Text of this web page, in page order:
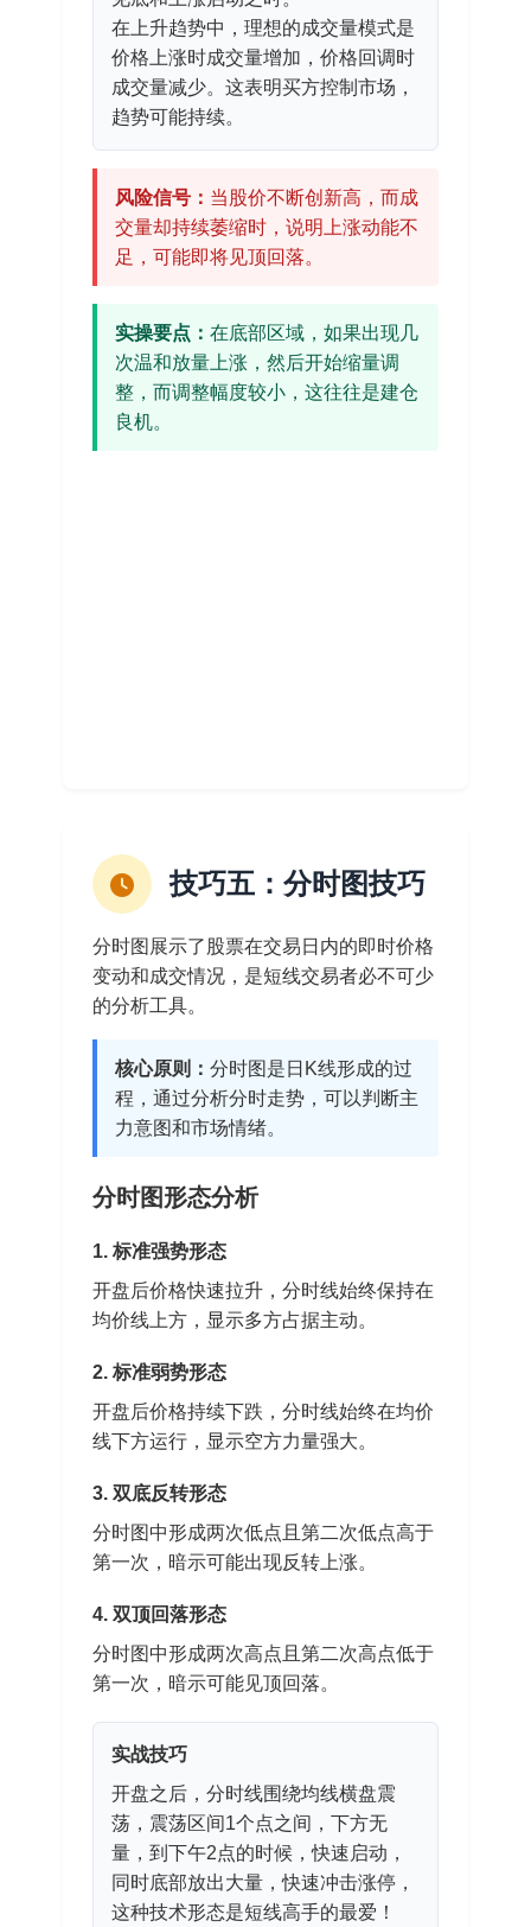
在上升趋势中，理想的成交量模式是
价格上涨时成交量增加，价格回调时
成交量减少。这表明买方控制市场，
趋势可能持续。
风险信号： 当股价不断创新高，而成
交量却持续萎缩时，说明上涨动能不
足，可能即将见顶回落。
实操要点：在底部区域，如果出现几
次温和放量上涨，然后开始缩量调
整，而调整幅度较小，这往往是建仓
良机。
技巧五：分时图技巧
分时图展示了股票在交易日内的即时价格
变动和成交情况，是短线交易者必不可少
的分析工具。
核心原则：分时图是日K线形成的过
程，通过分析分时走势，可以判断主
力意图和市场情绪。
分时图形态分析
1. 标准强势形态
开盘后价格快速拉升，分时线始终保持在
均价线上方，显示多方占据主动。
2. 标准弱势形态
开盘后价格持续下跌，分时线始终在均价
线下方运行，显示空方力量强大。
3. 双底反转形态
分时图中形成两次低点且第二次低点高于
第一次，暗示可能出现反转上涨。
4. 双顶回落形态
分时图中形成两次高点且第二次高点低于
第一次，暗示可能见顶回落。
实战技巧
开盘之后，分时线围绕均线横盘震
荡，震荡区间1个点之间，下方无
量，到下午2点的时候，快速启动，
同时底部放出大量，快速冲击涨停，
这种技术形态是短线高手的最爱！